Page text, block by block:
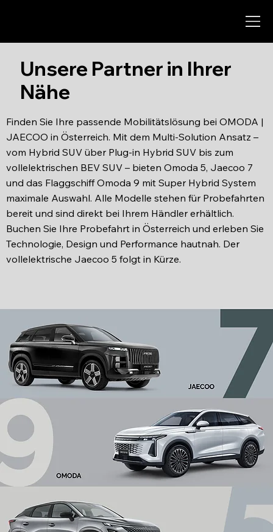
Choose great.
Unsere Partner in Ihrer
Nähe
Finden Sie Ihre passende Mobilitätslösung bei OMODA |
JAECOO in Österreich. Mit dem Multi-Solution Ansatz –
vom Hybrid SUV über Plug-in Hybrid SUV bis zum
vollelektrischen BEV SUV – bieten Omoda 5, Jaecoo 7
und das Flaggschiff Omoda 9 mit Super Hybrid System
maximale Auswahl. Alle Modelle stehen für Probefahrten
bereit und sind direkt bei Ihrem Händler erhältlich.
Buchen Sie Ihre Probefahrt in Österreich und erleben Sie
Technologie, Design und Performance hautnah. Der
vollelektrische Jaecoo 5 folgt in Kürze.